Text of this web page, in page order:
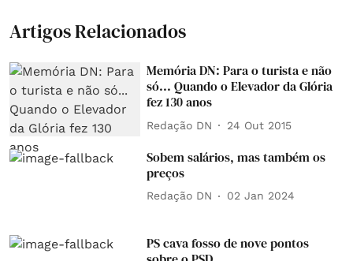
Artigos Relacionados
Memória DN: Para o turista e não
só... Quando o Elevador da Glória
fez 130 anos
Redação DN 24 Out 2015
Sobem salários, mas também os
preços
Redação DN 02 Jan 2024
PS cava fosso de nove pontos